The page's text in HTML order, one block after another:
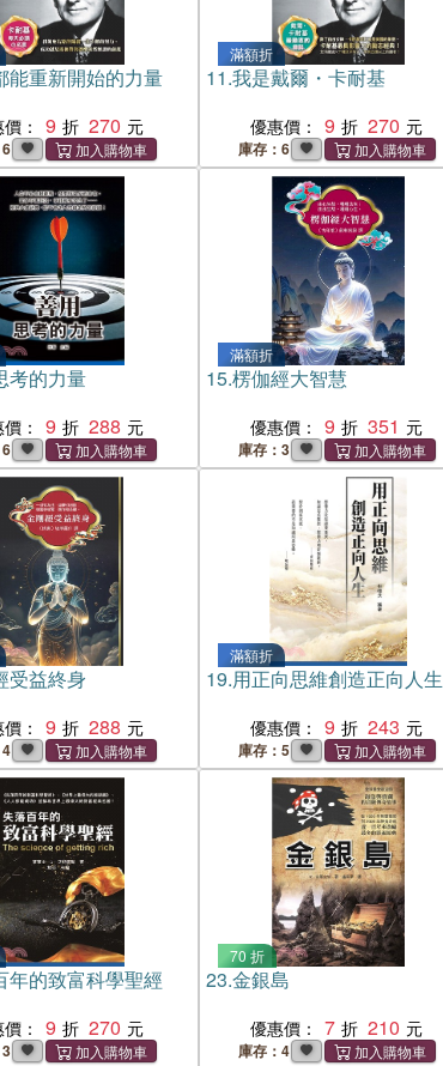
能重新開始的力量
： 9 270
滿額折
11.我是戴爾・卡耐基
優惠價： 9 270
庫存：6
考的力量
： 9 288
滿額折
15.楞伽經大智慧
優惠價： 9 351
庫存：3
受益終身
： 9 288
滿額折
19.用正向思維創造正向人生
優惠價： 9 243
庫存：5
年的致富科學聖經
： 9 270
70 折
23.金銀島
優惠價： 7 210
庫存：4